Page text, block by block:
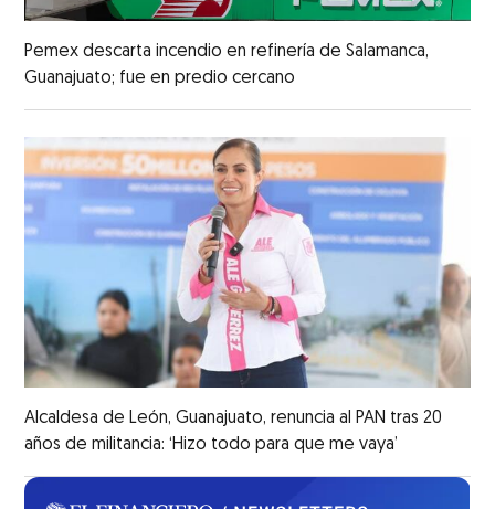
Pemex descarta incendio en refinería de Salamanca,
Guanajuato; fue en predio cercano
Alcaldesa de León, Guanajuato, renuncia al PAN tras 20
años de militancia: ‘Hizo todo para que me vaya’